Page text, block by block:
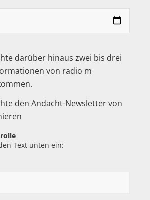
darüber hinaus zwei bis drei
von radio m
den Andacht-Newsletter von
Text unten ein: